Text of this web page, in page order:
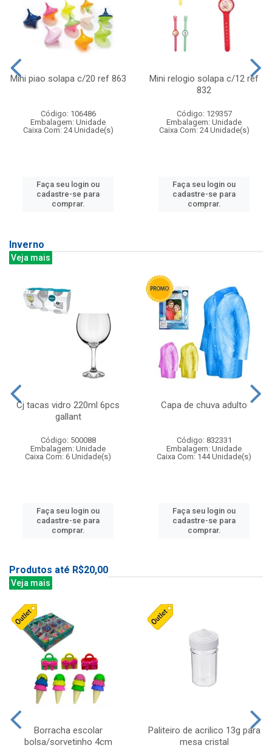
Mini piao solapa c/20 ref 863
Código: 106486
Embalagem: Unidade
Caixa Com: 24 Unidade(s)
Faça seu login ou
cadastre-se para
comprar.
Mini relogio solapa c/12 ref
832
Código: 129357
Embalagem: Unidade
Caixa Com: 24 Unidade(s)
Faça seu login ou
cadastre-se para
comprar.
Inverno
Veja mais
Cj tacas vidro 220ml 6pcs
gallant
Código: 500088
Embalagem: Unidade
Caixa Com: 6 Unidade(s)
Faça seu login ou
cadastre-se para
comprar.
Capa de chuva adulto
Código: 832331
Embalagem: Unidade
Caixa Com: 144 Unidade(s)
Faça seu login ou
cadastre-se para
comprar.
Produtos até R$20,00
Veja mais
Borracha escolar
bolsa/sorvetinho 4cm
Paliteiro de acrilico 13g para
mesa cristal